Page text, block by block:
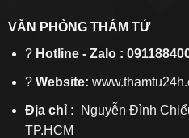
VĂN PHÒNG THÁM TỬ
? Hotline - Zalo :
? Website:
Địa chỉ :
Nguyễn Đình
TP.HCM